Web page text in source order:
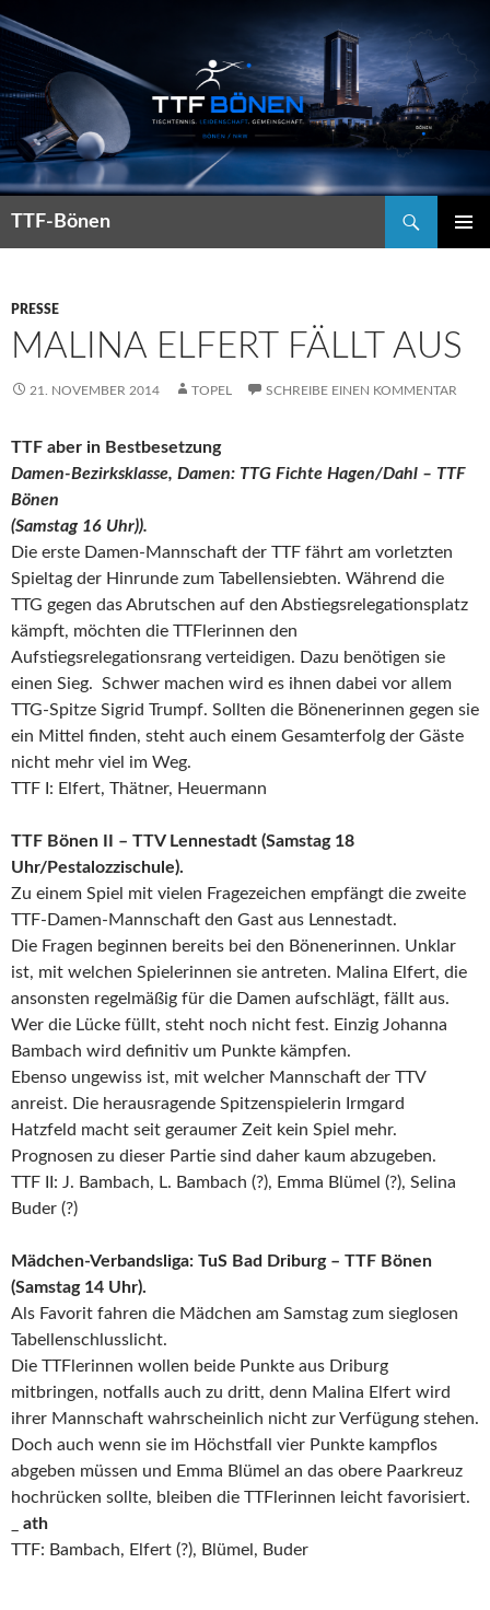
TTF-Bönen
PRESSE
MALINA ELFERT FÄLLT AUS
21. NOVEMBER 2014 TOPEL SCHREIBE EINEN KOMMENTAR
TTF aber in Bestbesetzung
Damen-Bezirksklasse, Damen: TTG Fichte Hagen/Dahl – TTF
Bönen
(Samstag 16 Uhr)).
Die erste Damen-Mannschaft der TTF fährt am vorletzten
Spieltag der Hinrunde zum Tabellensiebten. Während die
TTG gegen das Abrutschen auf den Abstiegsrelegationsplatz
kämpft, möchten die TTFlerinnen den
Aufstiegsrelegationsrang verteidigen. Dazu benötigen sie
einen Sieg. Schwer machen wird es ihnen dabei vor allem
TTG-Spitze Sigrid Trumpf. Sollten die Bönenerinnen gegen sie
ein Mittel finden, steht auch einem Gesamterfolg der Gäste
nicht mehr viel im Weg.
TTF I: Elfert, Thätner, Heuermann
TTF Bönen II – TTV Lennestadt (Samstag 18
Uhr/Pestalozzischule).
Zu einem Spiel mit vielen Fragezeichen empfängt die zweite
TTF-Damen-Mannschaft den Gast aus Lennestadt.
Die Fragen beginnen bereits bei den Bönenerinnen. Unklar
ist, mit welchen Spielerinnen sie antreten. Malina Elfert, die
ansonsten regelmäßig für die Damen aufschlägt, fällt aus.
Wer die Lücke füllt, steht noch nicht fest. Einzig Johanna
Bambach wird definitiv um Punkte kämpfen.
Ebenso ungewiss ist, mit welcher Mannschaft der TTV
anreist. Die herausragende Spitzenspielerin Irmgard
Hatzfeld macht seit geraumer Zeit kein Spiel mehr.
Prognosen zu dieser Partie sind daher kaum abzugeben.
TTF II: J. Bambach, L. Bambach (?), Emma Blümel (?), Selina
Buder (?)
Mädchen-Verbandsliga: TuS Bad Driburg – TTF Bönen
(Samstag 14 Uhr).
Als Favorit fahren die Mädchen am Samstag zum sieglosen
Tabellenschlusslicht.
Die TTFlerinnen wollen beide Punkte aus Driburg
mitbringen, notfalls auch zu dritt, denn Malina Elfert wird
ihrer Mannschaft wahrscheinlich nicht zur Verfügung stehen.
Doch auch wenn sie im Höchstfall vier Punkte kampflos
abgeben müssen und Emma Blümel an das obere Paarkreuz
hochrücken sollte, bleiben die TTFlerinnen leicht favorisiert.
ath
TTF: Bambach, Elfert (?), Blümel, Buder